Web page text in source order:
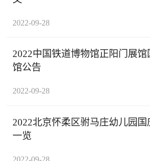
2022-09-28
2022中国铁道博物馆正阳门展
馆公告
2022-09-28
2022北京怀柔区驸马庄幼儿园国
一览
2022-09-28